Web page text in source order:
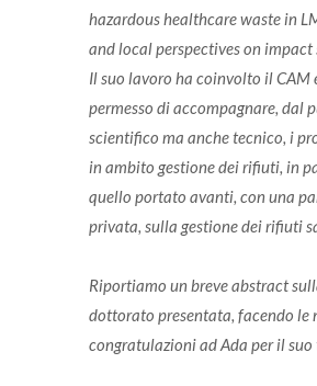
hazardous healthcare waste in
and local perspectives on impact
Il suo lavoro ha coinvolto il CAM
permesso di accompagnare, dal
scientifico ma anche tecnico, i
in ambito gestione dei rifiuti, in
quello portato avanti, con una
privata, sulla gestione dei rifiuti
Riportiamo un breve abstract
dottorato presentata, facendo le
congratulazioni ad Ada per il